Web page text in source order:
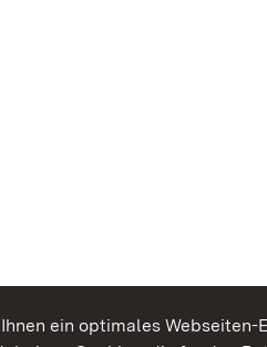
ein optimales Webseiten-